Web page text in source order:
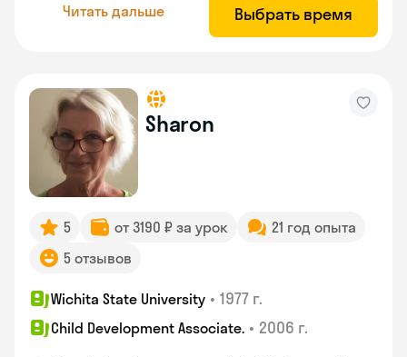
Читать дальше Выбрать время
Sharon
5 от 3190 ₽ за урок
21 год опыта
5 отзывов
Wichita State University • 1977 г.
Child Development Associate. • 2006 г.